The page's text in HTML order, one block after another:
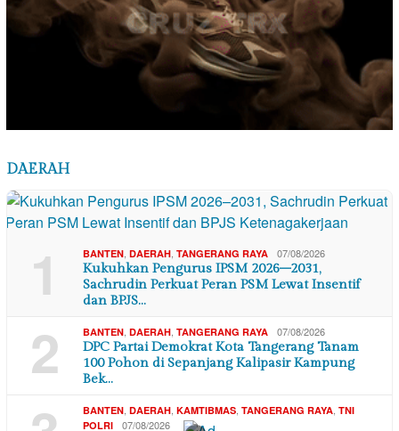
DAERAH
1 BANTEN DAERAH TANGERANG RAYA 07/08/2026
Kukuhkan Pengurus IPSM 2026–2031,
Sachrudin Perkuat Peran PSM Lewat Insentif
dan BPJS…
2 BANTEN DAERAH TANGERANG RAYA 07/08/2026
DPC Partai Demokrat Kota Tangerang Tanam
100 Pohon di Sepanjang Kalipasir Kampung
Bek…
BANTEN DAERAH KAMTIBMAS TANGERANG RAYA TNI
POLRI
07/08/2026